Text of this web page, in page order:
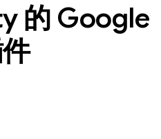
的 Google